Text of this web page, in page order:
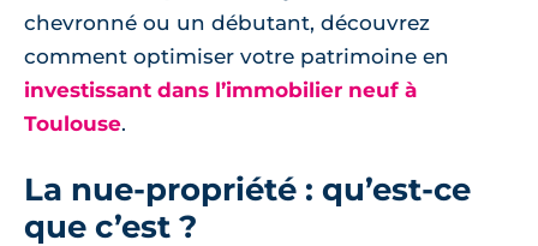
chevronné ou un débutant, découvrez
comment optimiser votre patrimoine en
investissant dans l’immobilier neuf à
Toulouse.
La nue-propriété : qu’est-ce
que c’est ?